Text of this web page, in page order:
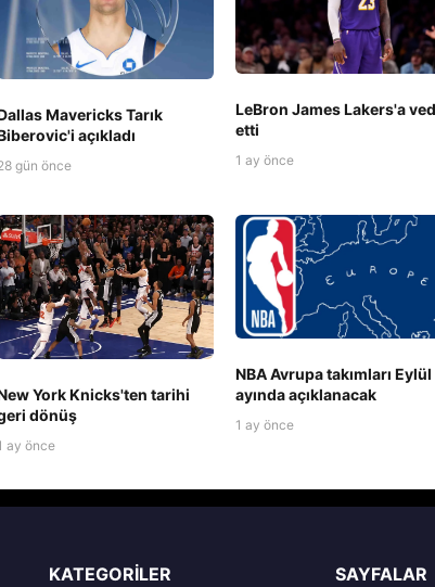
Mavericks Tarık
açıkladı
gün önce
LeBron James Lakers'a
etti
1 ay önce
York Knicks'ten tarihi
dönüş
ay önce
NBA Avrupa takımları Eylül
ayında açıklanacak
1 ay önce
KATEGORILER SAYFALAR